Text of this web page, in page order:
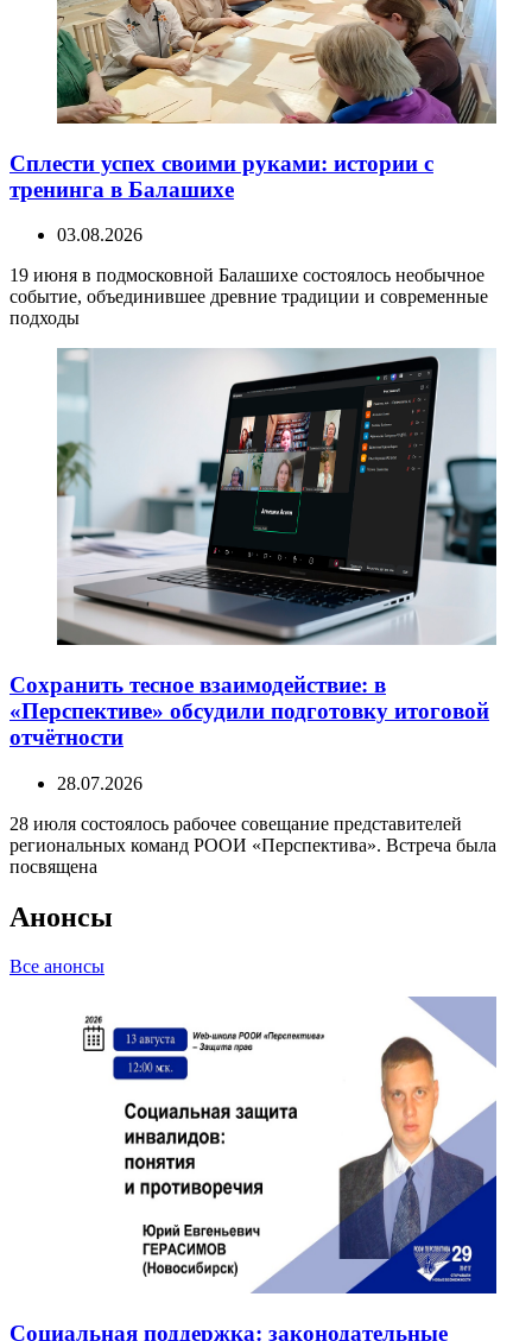
Сплести успех своими руками: истории с
тренинга в Балашихе
03.08.2026
19 июня в подмосковной Балашихе состоялось необычное
событие, объединившее древние традиции и современные
подходы
Сохранить тесное взаимодействие: в
«Перспективе» обсудили подготовку итоговой
отчётности
28.07.2026
28 июля состоялось рабочее совещание представителей
региональных команд РООИ «Перспектива». Встреча была
посвящена
Анонсы
Все анонсы
Социальная поддержка: законодательные